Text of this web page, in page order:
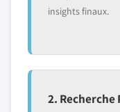
insights finaux.
2.